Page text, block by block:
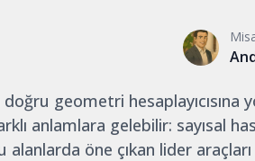
doğru geometri
anlamlara gelebilir: sayısal
alanlarda öne çıkan lider